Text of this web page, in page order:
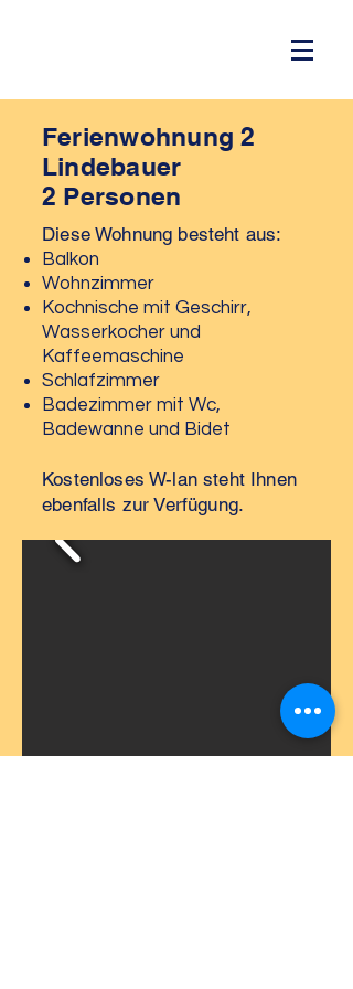
Ferienwohnung 2
Lindebauer
2 Personen
Diese Wohnung besteht aus:
Balkon
Wohnzimmer
Kochnische mit Geschirr,
Wasserkocher und
Kaffeemaschine
Schlafzimmer
Badezimmer mit Wc,
Badewanne und Bidet
Kostenloses W-lan steht Ihnen
ebenfalls zur Verfügung.